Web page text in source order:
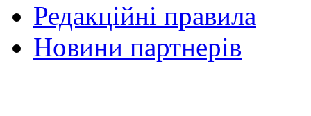
Редакційні правила
Новини партнерів